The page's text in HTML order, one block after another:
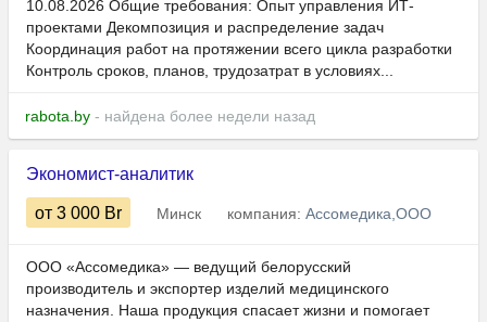
10.08.2026 Общие требования: Опыт управления ИТ-
проектами Декомпозиция и распределение задач
Координация работ на протяжении всего цикла разработки
Контроль сроков, планов, трудозатрат в условиях...
rabota.by - найдена более недели назад
Экономист-аналитик
от 3 000 Br Минск компания: Ассомедика,ООО
ООО «Ассомедика» — ведущий белорусский
производитель и экспортер изделий медицинского
назначения. Наша продукция спасает жизни и помогает